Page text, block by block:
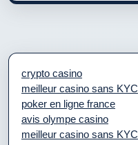
crypto casino
meilleur casino sans KYC
poker en ligne france
avis olympe casino
meilleur casino sans KYC